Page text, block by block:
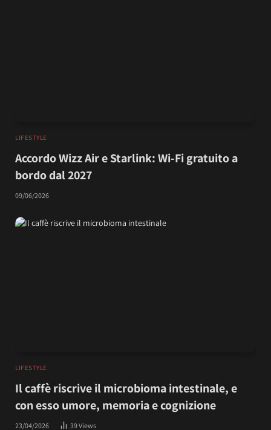
LIFESTYLE
Accordo Wizz Air e Starlink: Wi-Fi gratuito a
bordo dal 2027
09/06/2026
LIFESTYLE
Il caffè riscrive il microbioma intestinale, e
con esso umore, memoria e cognizione
23/04/2026 39Views